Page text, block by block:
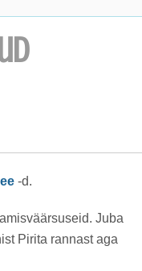
-d.
Juba
Pirita rannast aga